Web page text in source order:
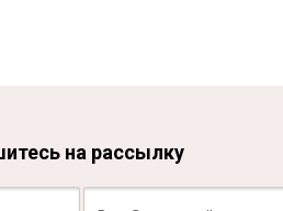
на рассылку